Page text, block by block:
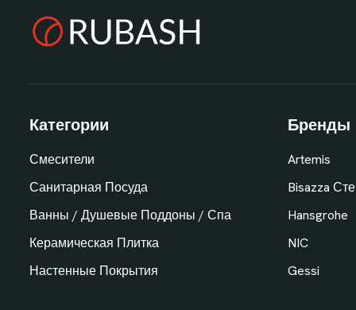
Категории
Смесители
Санитарная Посуда
Ванны / Душевые Поддоны / Спа
Керамическая Плитка
Настенные Покрытия
Бренды
Artemis
Bisazza
Hansgrohe
NIC
Gessi